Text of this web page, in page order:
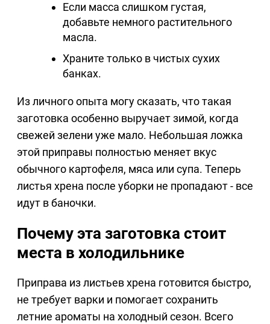
Если масса слишком густая,
добавьте немного растительного
масла.
Храните только в чистых сухих
банках.
Из личного опыта могу сказать, что такая
заготовка особенно выручает зимой, когда
свежей зелени уже мало. Небольшая ложка
этой приправы полностью меняет вкус
обычного картофеля, мяса или супа. Теперь
листья хрена после уборки не пропадают - все
идут в баночки.
Почему эта заготовка стоит
места в холодильнике
Приправа из листьев хрена готовится быстро,
не требует варки и помогает сохранить
летние ароматы на холодный сезон. Всего